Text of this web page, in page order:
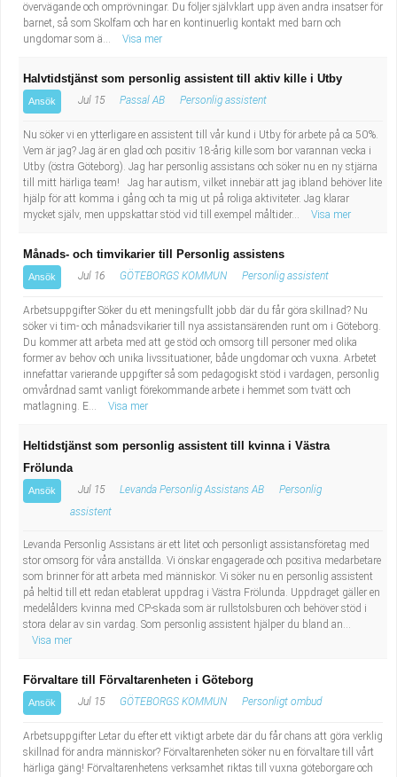
övervägande och omprövningar. Du följer självklart upp även andra insatser för
barnet, så som Skolfam och har en kontinuerlig kontakt med barn och
ungdomar som ä...
Visa mer
Halvtidstjänst som personlig assistent till aktiv kille i Utby
Ansök Jul 15 Passal AB Personlig assistent
Nu söker vi en ytterligare en assistent till vår kund i Utby för arbete på ca 50%.
Vem är jag? Jag är en glad och positiv 18-årig kille som bor varannan vecka i
Utby (östra Göteborg). Jag har personlig assistans och söker nu en ny stjärna
till mitt härliga team! Jag har autism, vilket innebär att jag ibland behöver lite
hjälp för att komma i gång och ta mig ut på roliga aktiviteter. Jag klarar
mycket själv, men uppskattar stöd vid till exempel måltider...
Visa mer
Månads- och timvikarier till Personlig assistens
Ansök Jul 16 GÖTEBORGS KOMMUN Personlig assistent
Arbetsuppgifter Söker du ett meningsfullt jobb där du får göra skillnad? Nu
söker vi tim- och månadsvikarier till nya assistansärenden runt om i Göteborg.
Du kommer att arbeta med att ge stöd och omsorg till personer med olika
former av behov och unika livssituationer, både ungdomar och vuxna. Arbetet
innefattar varierande uppgifter så som pedagogiskt stöd i vardagen, personlig
omvårdnad samt vanligt förekommande arbete i hemmet som tvätt och
matlagning. E...
Visa mer
Heltidstjänst som personlig assistent till kvinna i Västra
Frölunda
Ansök Jul 15 Levanda Personlig Assistans AB
Personlig
assistent
Levanda Personlig Assistans är ett litet och personligt assistansföretag med
stor omsorg för våra anställda. Vi önskar engagerade och positiva medarbetare
som brinner för att arbeta med människor. Vi söker nu en personlig assistent
på heltid till ett redan etablerat uppdrag i Västra Frölunda. Uppdraget gäller en
medelålders kvinna med CP-skada som är rullstolsburen och behöver stöd i
stora delar av sin vardag. Som personlig assistent hjälper du bland an...
Visa mer
Förvaltare till Förvaltarenheten i Göteborg
Ansök Jul 15 GÖTEBORGS KOMMUN Personligt ombud
Arbetsuppgifter Letar du efter ett viktigt arbete där du får chans att göra verklig
skillnad för andra människor? Förvaltarenheten söker nu en förvaltare till vårt
härliga gäng! Förvaltarenhetens verksamhet riktas till vuxna göteborgare och